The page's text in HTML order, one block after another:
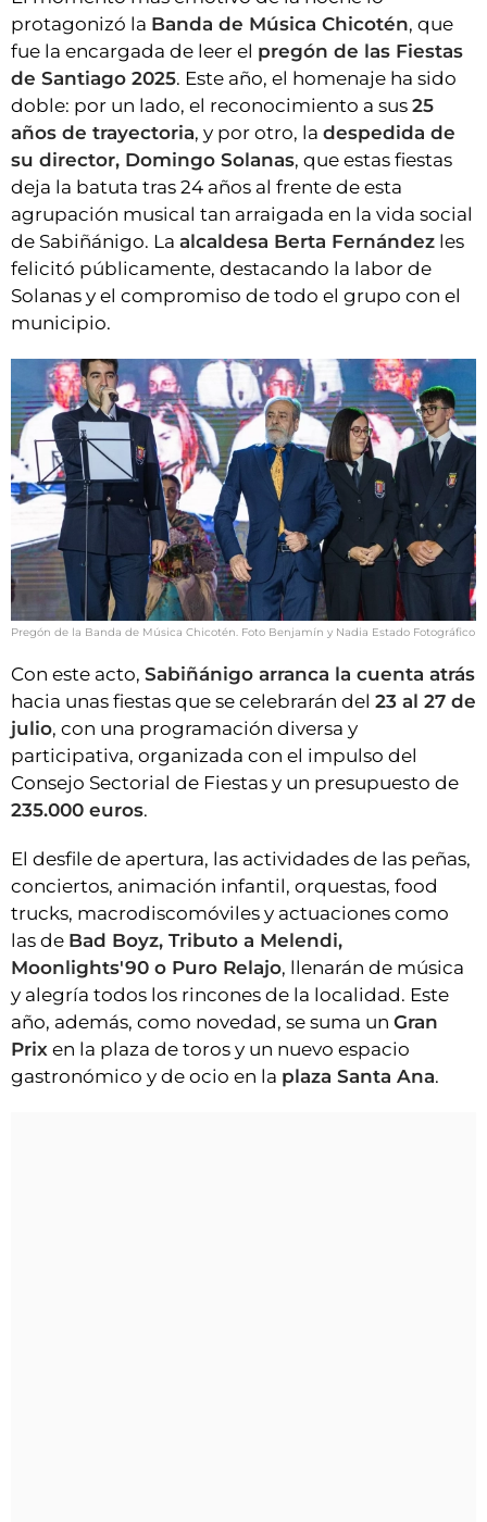
protagonizó la Banda de Música Chicotén, que
fue la encargada de leer el pregón de las Fiestas
de Santiago 2025. Este año, el homenaje ha sido
doble: por un lado, el reconocimiento a sus 25
años de trayectoria, y por otro, la despedida de
su director, Domingo Solanas, que estas fiestas
deja la batuta tras 24 años al frente de esta
agrupación musical tan arraigada en la vida social
de Sabiñánigo. La alcaldesa Berta Fernández les
felicitó públicamente, destacando la labor de
Solanas y el compromiso de todo el grupo con el
municipio.
Pregón de la Banda de Música Chicotén. Foto Benjamín y Nadia Estado Fotográfico
Con este acto, Sabiñánigo arranca la cuenta atrás
hacia unas fiestas que se celebrarán del 23 al 27 de
julio, con una programación diversa y
participativa, organizada con el impulso del
Consejo Sectorial de Fiestas y un presupuesto de
235.000 euros.
El desfile de apertura, las actividades de las peñas,
conciertos, animación infantil, orquestas, food
trucks, macrodiscomóviles y actuaciones como
las de Bad Boyz, Tributo a Melendi,
Moonlights'90 o Puro Relajo, llenarán de música
y alegría todos los rincones de la localidad. Este
año, además, como novedad, se suma un Gran
Prix en la plaza de toros y un nuevo espacio
gastronómico y de ocio en la plaza Santa Ana.